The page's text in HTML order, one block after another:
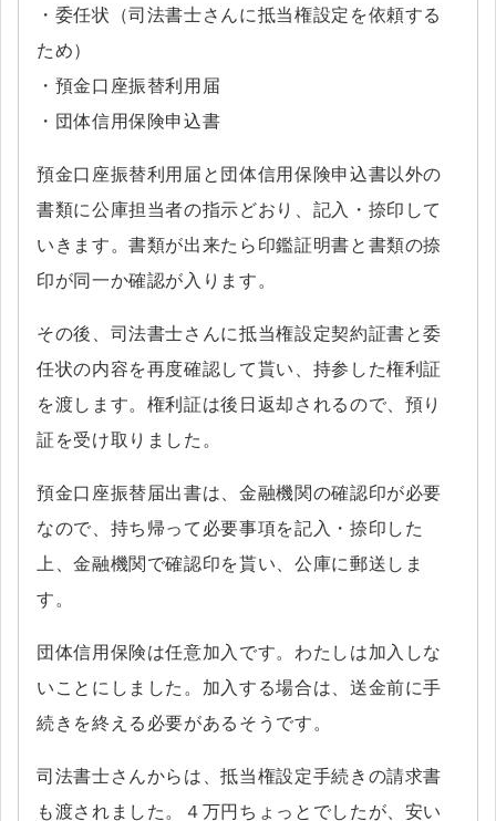
・委任状（司法書士さんに抵当権設定を依頼する
ため）
・預金口座振替利用届
・団体信用保険申込書
預金口座振替利用届と団体信用保険申込書以外の
書類に公庫担当者の指示どおり、記入・捺印して
いきます。書類が出来たら印鑑証明書と書類の捺
印が同一か確認が入ります。
その後、司法書士さんに抵当権設定契約証書と委
任状の内容を再度確認して貰い、持参した権利証
を渡します。権利証は後日返却されるので、預り
証を受け取りました。
預金口座振替届出書は、金融機関の確認印が必要
なので、持ち帰って必要事項を記入・捺印した
上、金融機関で確認印を貰い、公庫に郵送しま
す。
団体信用保険は任意加入です。わたしは加入しな
いことにしました。加入する場合は、送金前に手
続きを終える必要があるそうです。
司法書士さんからは、抵当権設定手続きの請求書
も渡されました。４万円ちょっとでしたが、安い